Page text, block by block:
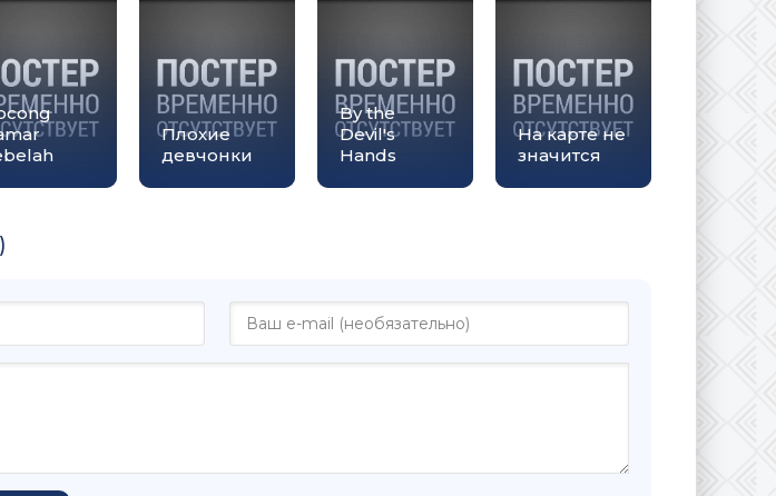
Плохие
девчонки
By the
Devil's
Hands
На карте не
значится